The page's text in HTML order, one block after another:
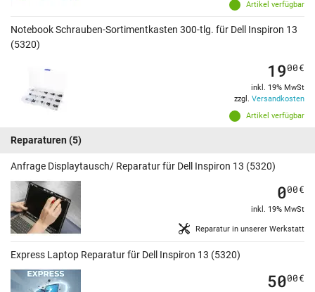
Artikel verfügbar
Notebook Schrauben-Sortimentkasten 300-tlg. für Dell Inspiron 13
(5320)
Artikel verfügbar
1900€
inkl. 19% MwSt
zzgl. Versandkosten
Reparaturen (5)
Anfrage Displaytausch/ Reparatur für Dell Inspiron 13 (5320)
Reparatur in unserer Werkstatt
000€
inkl. 19% MwSt
Express Laptop Reparatur für Dell Inspiron 13 (5320)
5000€